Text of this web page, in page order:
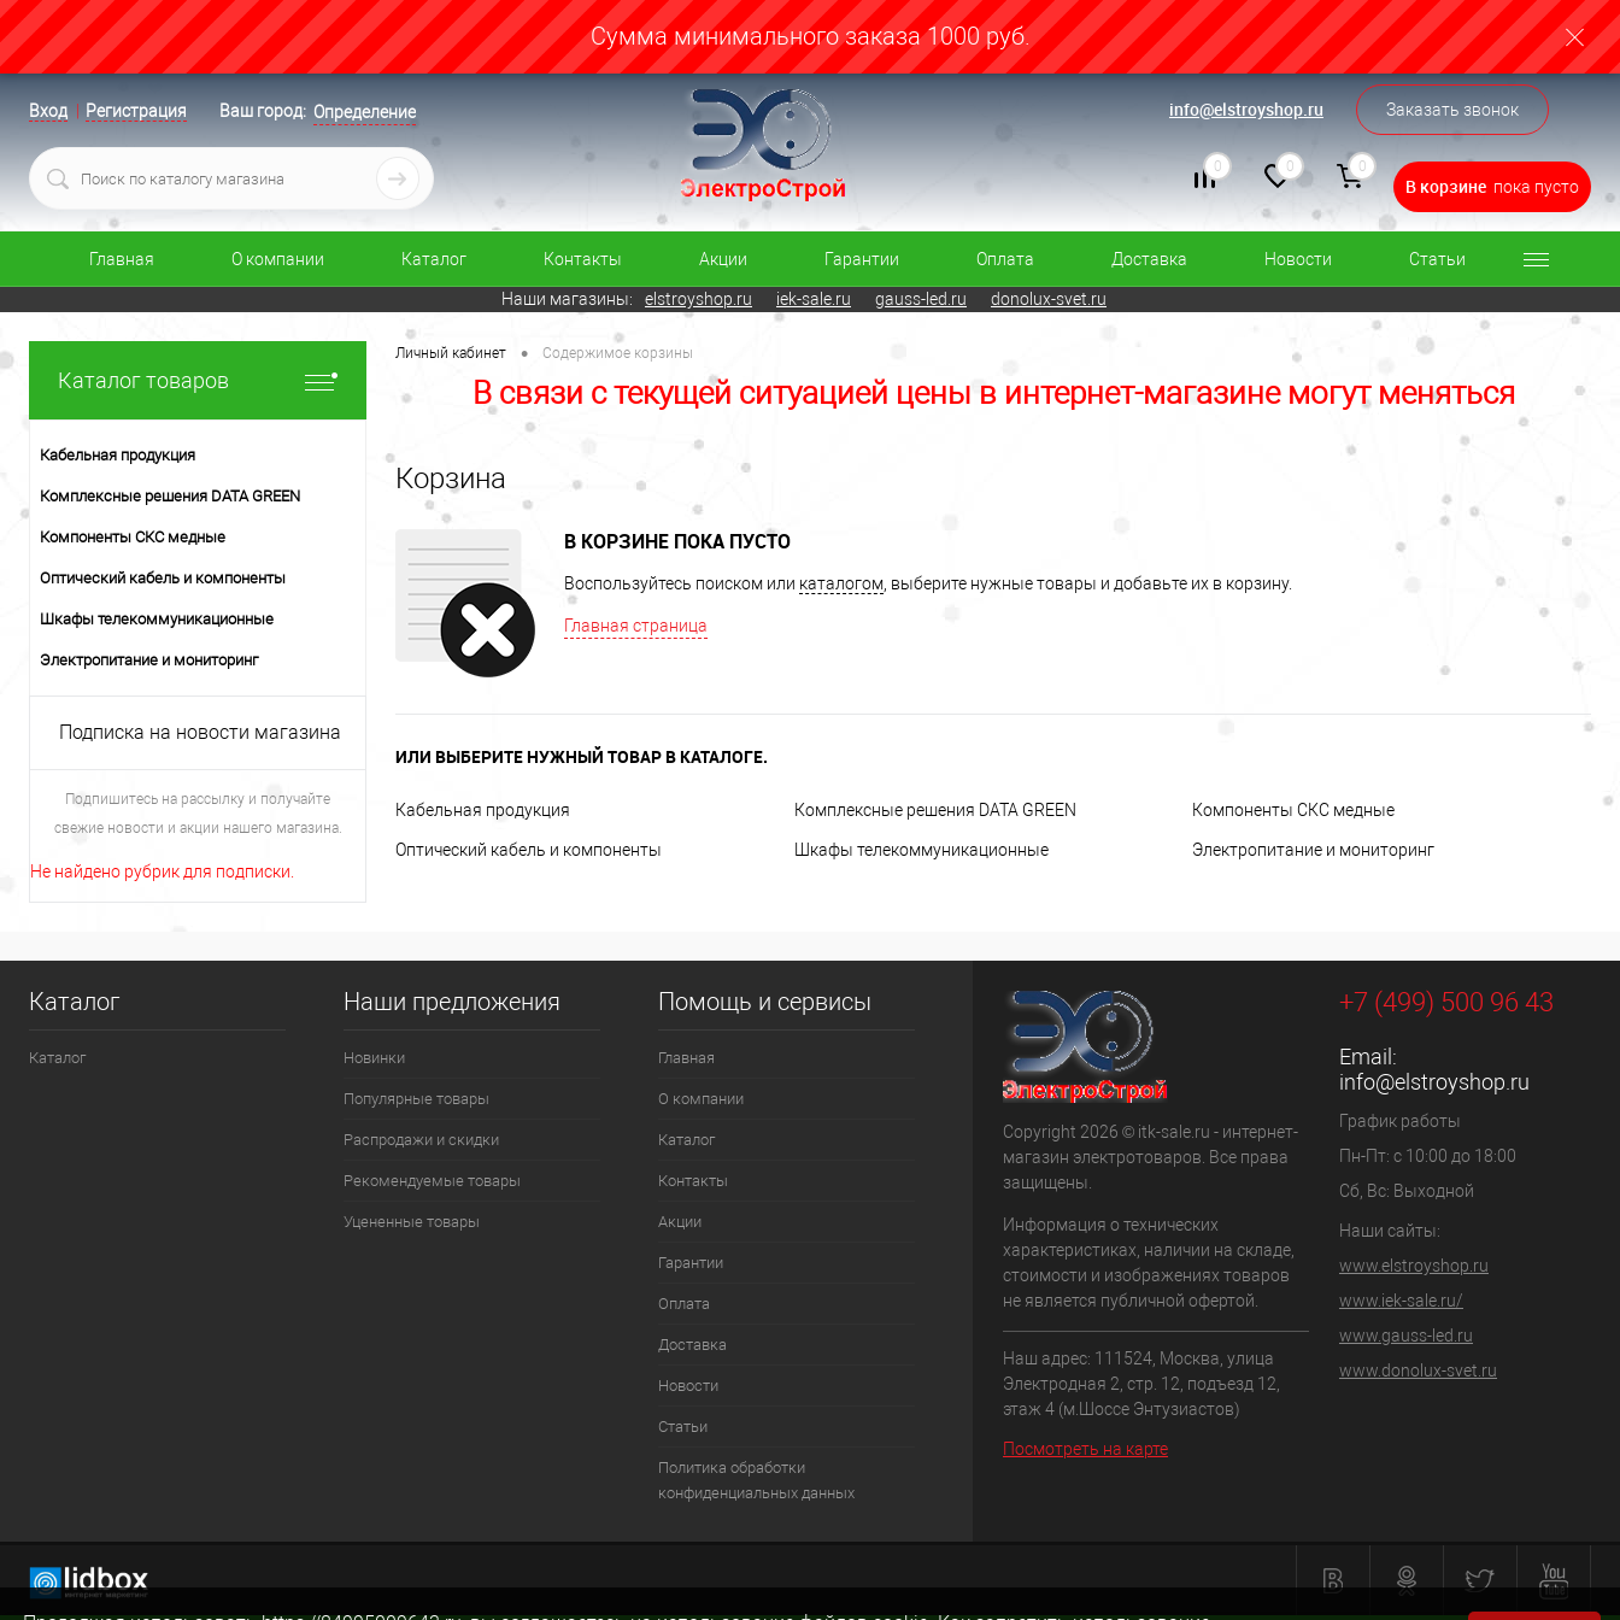
Cумма минимального заказа 1000 руб.
Вход Регистрация Ваш город: Определение info@elstroyshop.ru Заказать звонок
0 0 0
В корзине пока пусто
Главная О компании Каталог Контакты Акции Гарантии Оплата Доставка Новости Статьи
Наши магазины: elstroyshop.ru iek-sale.ru gauss-led.ru donolux-svet.ru
Каталог товаров
Кабельная продукция
Комплексные решения DATA GREEN
Компоненты СКС медные
Оптический кабель и компоненты
Шкафы телекоммуникационные
Электропитание и мониторинг
Подписка на новости магазина
Подпишитесь на рассылку и получайте
свежие новости и акции нашего магазина.
Не найдено рубрик для подписки.
Личный кабинет • Содержимое корзины
В связи с текущей ситуацией цены в интернет-магазине могут меняться
Корзина
В КОРЗИНЕ ПОКА ПУСТО
Воспользуйтесь поиском или каталогом, выберите нужные товары и добавьте их в корзину.
Главная страница
ИЛИ ВЫБЕРИТЕ НУЖНЫЙ ТОВАР В КАТАЛОГЕ.
Кабельная продукция Комплексные решения DATA GREEN Компоненты СКС медные
Оптический кабель и компоненты Шкафы телекоммуникационные Электропитание и мониторинг
Каталог
Каталог
Наши предложения
Новинки
Популярные товары
Распродажи и скидки
Рекомендуемые товары
Уцененные товары
Помощь и сервисы
Главная
О компании
Каталог
Контакты
Акции
Гарантии
Оплата
Доставка
Новости
Статьи
Политика обработки
конфиденциальных данных
Copyright 2026 © itk-sale.ru - интернет-
магазин электротоваров. Все права
защищены.
Информация о технических
характеристиках, наличии на складе,
стоимости и изображениях товаров
не является публичной офертой.
Наш адрес: 111524, Москва, улица
Электродная 2, стр. 12, подъезд 12,
этаж 4 (м.Шоссе Энтузиастов)
Посмотреть на карте
+7 (499) 500 96 43
Email:
info@elstroyshop.ru
График работы
Пн-Пт: с 10:00 до 18:00
Сб, Вс: Выходной
Наши сайты:
www.elstroyshop.ru
www.iek-sale.ru/
www.gauss-led.ru
www.donolux-svet.ru